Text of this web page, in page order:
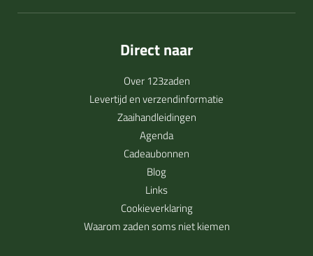
Direct naar
Over 123zaden
Levertijd en verzendinformatie
Zaaihandleidingen
Agenda
Cadeaubonnen
Blog
Links
Cookieverklaring
Waarom zaden soms niet kiemen